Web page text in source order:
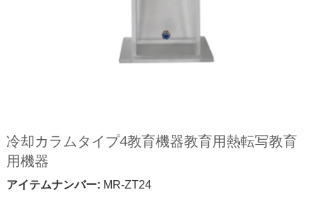
冷却カラムタイプ4教育機器教育用熱転写教育
用機器
アイテムナンバー: MR-ZT24